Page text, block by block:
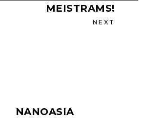
MEISTRAMS!
NEXT
NANOASIA